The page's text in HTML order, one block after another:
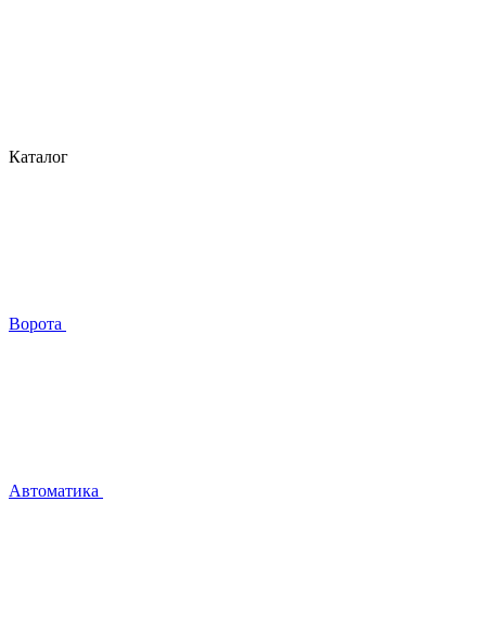
Каталог
Ворота
Автоматика